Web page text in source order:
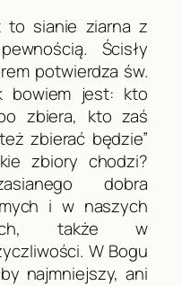
sianie ziarna z
Ścisły
potwierdza św.
bowiem jest: kto
zbiera, kto zaś
zbierać będzie”
zbiory chodzi?
dobra
i w naszych
także w
W Bogu
najmniejszy, ani